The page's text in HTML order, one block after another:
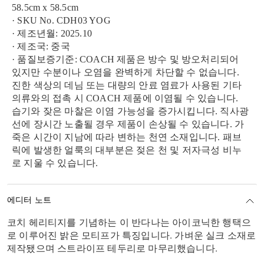
58.5cm x 58.5cm
· SKU No. CDH03 YOG
· 제조년월: 2025.10
· 제조국: 중국
· 품질보증기준: COACH 제품은 방수 및 방오처리되어
있지만 수분이나 오염을 완벽하게 차단할 수 없습니다.
진한 색상의 데님 또는 대량의 안료 염료가 사용된 기타
의류와의 접촉 시 COACH 제품에 이염될 수 있습니다.
습기와 잦은 마찰은 이염 가능성을 증가시킵니다. 직사광
선에 장시간 노출될 경우 제품이 손상될 수 있습니다. 가
죽은 시간이 지남에 따라 변하는 천연 소재입니다. 패브
릭에 발생한 얼룩의 대부분은 젖은 천 및 저자극성 비누
로 지울 수 있습니다.
에디터 노트
코치 헤리티지를 기념하는 이 반다나는 아이코닉한 행택으
로 이루어진 밝은 모티프가 특징입니다. 가벼운 실크 소재로
제작됐으며 스트라이프 테두리로 마무리했습니다.